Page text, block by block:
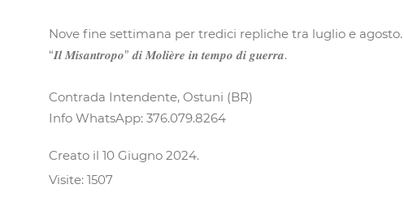
Nove fine settimana per tredici repliche tra luglio e agosto.
“𝑰𝒍 𝑴𝒊𝒔𝒂𝒏𝒕𝒓𝒐𝒑𝒐” 𝒅𝒊 𝑴𝒐𝒍𝒊𝒆̀𝒓𝒆 𝒊𝒏 𝒕𝒆𝒎𝒑𝒐 𝒅𝒊 𝒈𝒖𝒆𝒓𝒓𝒂.
Contrada Intendente, Ostuni (BR)
Info WhatsApp: 376.079.8264
Creato il 10 Giugno 2024.
Visite: 1507